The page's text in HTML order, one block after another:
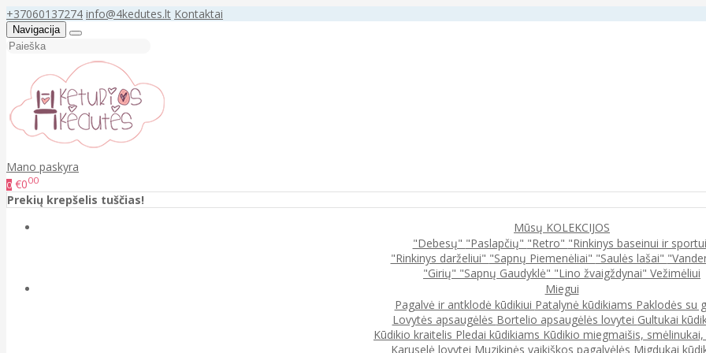
+37060137274 info@4kedutes.lt Kontaktai
Navigacija
Mano paskyra
0 €000
Prekių krepšelis tuščias!
Mūsų KOLEKCIJOS
"Debesų" "Paslapčių" "Retro" "Rinkinys baseinui ir
"Rinkinys darželiui" "Sapnų Piemenėliai" "Saulės lašai"
"Girių" "Sapnų Gaudyklė" "Lino žvaigždynai" Vežimėliui
Miegui
Pagalvė ir antklodė kūdikiui Patalynė kūdikiams Paklodės su
Lovytės apsaugėlės Bortelio apsaugėlės lovytei Gultukai
Kūdikio kraitelis Pledai kūdikiams Kūdikio miegmaišis,
Karuselė lovytei Muzikinės vaikiškos pagalvėlės Migdukai